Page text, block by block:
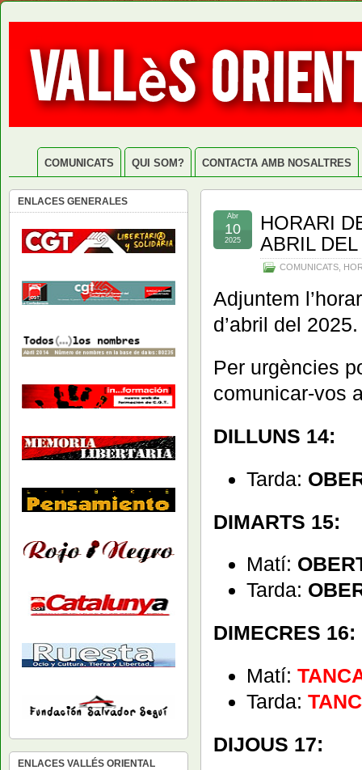
COMUNICATS QUI SOM? CONTACTA AMB NOSALTRES
HORARI
ABRIL
COMUNICATS
Abr
10
2025
Adjuntem
d’abril del 2025.
Per urgències
comunicar-vos
DILLUNS 14:
Tarda:
DIMARTS 15:
Matí:
Tarda:
DIMECRES 16:
Matí:
Tarda:
DIJOUS 17:
ENLACES GENERALES
ENLACES VALLÉS ORIENTAL